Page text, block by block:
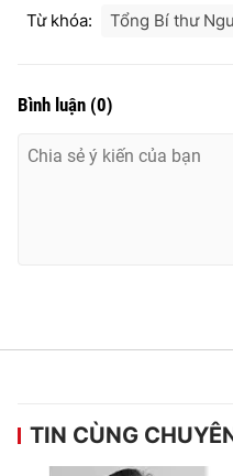
Từ khóa: Tổng Bí thư
Bình luận (0)
TIN CÙNG